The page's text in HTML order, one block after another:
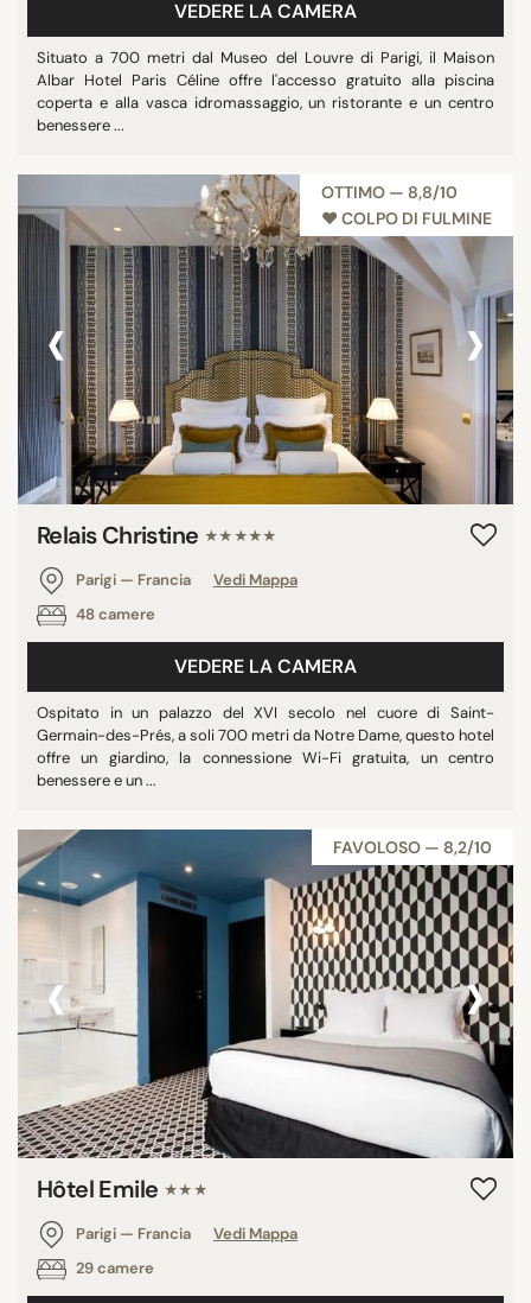
VEDERE LA CAMERA
Situato a 700 metri dal Museo del Louvre di Parigi, il Maison
Albar Hotel Paris Céline offre l'accesso gratuito alla piscina
coperta e alla vasca idromassaggio, un ristorante e un centro
benessere ...
OTTIMO — 8,8/10
♥︎ COLPO DI FULMINE
‹ ›
Relais Christine ★★★★★
Parigi — Francia
Vedi Mappa
48 camere
VEDERE LA CAMERA
Ospitato in un palazzo del XVI secolo nel cuore di Saint-
Germain-des-Prés, a soli 700 metri da Notre Dame, questo hotel
offre un giardino, la connessione Wi-Fi gratuita, un centro
benessere e un ...
FAVOLOSO — 8,2/10
‹ ›
Hôtel Emile ★★★
Parigi — Francia
Vedi Mappa
29 camere